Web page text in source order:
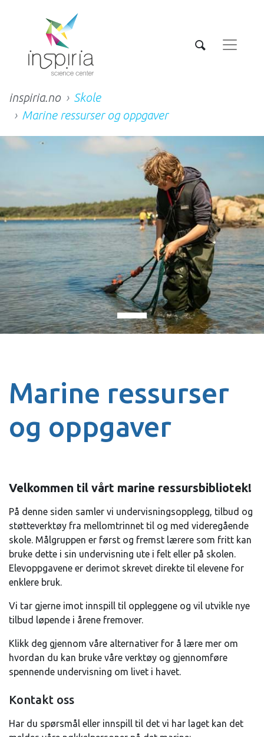
inspiria.no
Skole
Marine ressurser og oppgaver
Marine ressurser
og oppgaver
Velkommen til vårt marine ressursbibliotek!
På denne siden samler vi undervisningsopplegg, tilbud og
støtteverktøy fra mellomtrinnet til og med videregående
skole. Målgruppen er først og fremst lærere som fritt kan
bruke dette i sin undervisning ute i felt eller på skolen.
Elevoppgavene er derimot skrevet direkte til elevene for
enklere bruk.
Vi tar gjerne imot innspill til oppleggene og vil utvikle nye
tilbud løpende i årene fremover.
Klikk deg gjennom våre alternativer for å lære mer om
hvordan du kan bruke våre verktøy og gjennomføre
spennende undervisning om livet i havet.
Kontakt oss
Har du spørsmål eller innspill til det vi har laget kan det